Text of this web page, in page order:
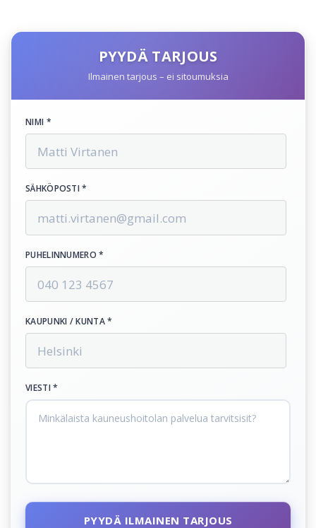
PYYDÄ TARJOUS
Ilmainen tarjous – ei sitoumuksia
NIMI *
SÄHKÖPOSTI *
PUHELINNUMERO *
KAUPUNKI / KUNTA *
VIESTI *
PYYDÄ ILMAINEN TARJOUS